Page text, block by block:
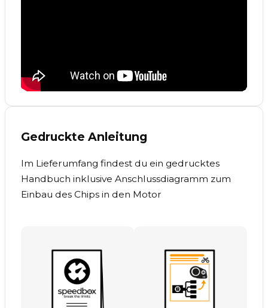
Gedruckte Anleitung
Im Lieferumfang findest du ein gedrucktes
Handbuch inklusive Anschlussdiagramm zum
Einbau des Chips in den Motor